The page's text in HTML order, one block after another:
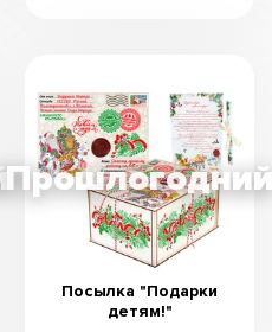
Посылка "Подарки
детям!"